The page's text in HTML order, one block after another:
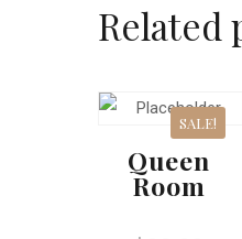
Related
SALE!
Queen
Room